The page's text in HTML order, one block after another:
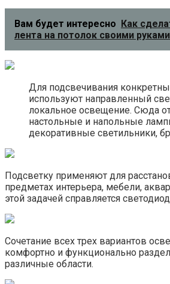
Вам будет интересно
Как
лента на потолок своими
Для подсвечивания
используют направленный
локальное освещение. Сюда
настольные и напольные
декоративные светильники,
Подсветку применяют для
предметах интерьера, мебели,
этой задачей справляется
Сочетание всех трех вариантов
комфортно и функционально
различные области.